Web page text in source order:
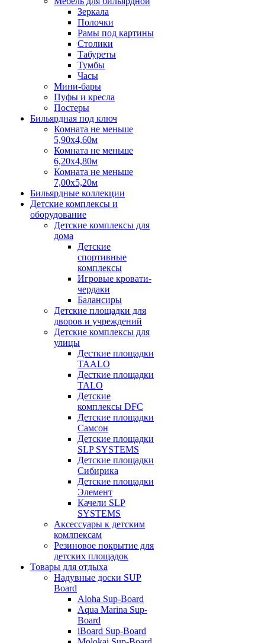
Зеркала
Полочки
Рамы под картины
Столики
Табуреты
Тумбы
Часы
Мини-бары
Пуфы и кресла
Постеры
Бильярдная под ключ
Комната не меньше
5,90х4,60м
Комната не меньше
6,20х4,80м
Комната не меньше
7,00х5,20м
Бильярдные коллекции
Детские комплексы и
оборудование
Детские комплексы для
дома
Детские
спортивные
комплексы
Игровые кровати-
чердаки
Балансиры
Детские площадки для
дворов и учреждений
Детские комплексы для
улицы
Десткие площадки
TAALO
Десткие площадки
TALO
Детские
комплексы DFC
Детские площадки
Самсон
Детские площадки
SLP SYSTEMS
Детские площадки
Сибирика
Детские площадки
Элемент
Качели SLP
SYSTEMS
Аксессуары к детским
комлпексам
Резиновое покрытие для
детских площадок
Товары для отдыха
Надувные доски SUP
Board
Aloha Sup-Board
Aqua Marina Sup-
Board
iBoard Sup-Board